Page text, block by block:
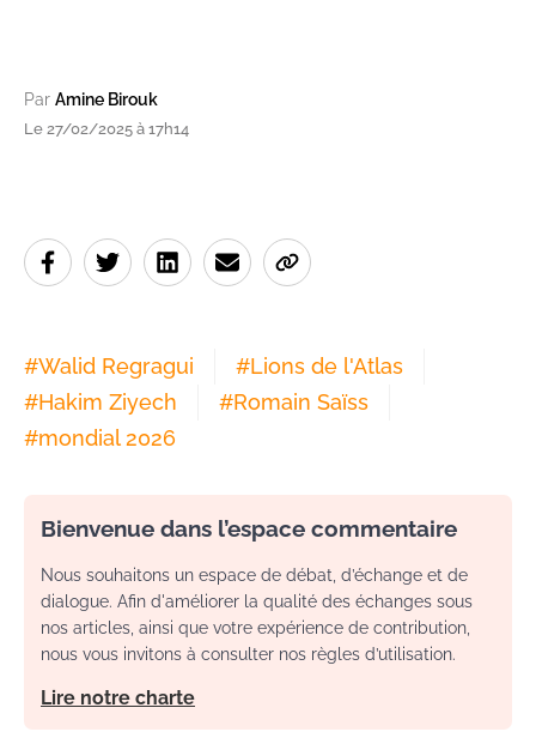
Par Amine Birouk
Le 27/02/2025 à 17h14
#Walid Regragui #Lions de l'Atlas
#Hakim Ziyech #Romain Saïss
#mondial 2026
Bienvenue dans l’espace commentaire
Nous souhaitons un espace de débat, d’échange et de
dialogue. Afin d'améliorer la qualité des échanges sous
nos articles, ainsi que votre expérience de contribution,
nous vous invitons à consulter nos règles d’utilisation.
Lire notre charte